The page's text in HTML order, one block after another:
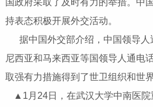
国政府采取了及时有力的举措。中
持表态积极开展外交活动。
据中国外交部介绍，中国领导人
尼西亚和马来西亚等国领导人通电
取强有力措施得到了世卫组织和世
▲1月24日，在武汉大学中南医院